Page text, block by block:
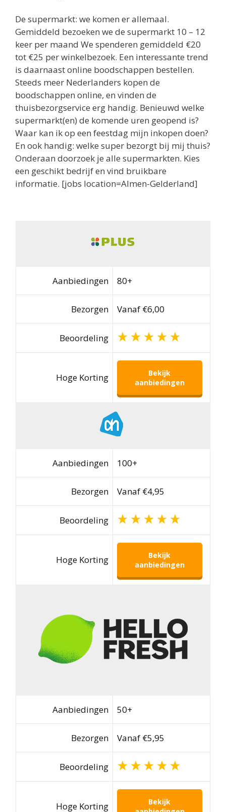
De supermarkt: we komen er allemaal.
Gemiddeld bezoeken we de supermarkt 10 – 12
keer per maand We spenderen gemiddeld €20
tot €25 per winkelbezoek. Een interessante trend
is daarnaast online boodschappen bestellen.
Steeds meer Nederlanders kopen de
boodschappen online, en vinden de
thuisbezorgservice erg handig. Benieuwd welke
supermarkt(en) de komende uren geopend is?
Waar kan ik op een feestdag mijn inkopen doen?
En ook handig: welke super bezorgt bij mij thuis?
Onderaan doorzoek je alle supermarkten. Kies
een geschikt bedrijf en vind bruikbare
informatie. [jobs location=Almen-Gelderland]
Aanbiedingen 80+
Bezorgen Vanaf €6,00
Beoordeling
Hoge Korting
Bekijk
aanbiedingen
Aanbiedingen 100+
Bezorgen Vanaf €4,95
Beoordeling
Hoge Korting
Bekijk
aanbiedingen
Aanbiedingen 50+
Bezorgen Vanaf €5,95
Beoordeling
Hoge Korting
Bekijk